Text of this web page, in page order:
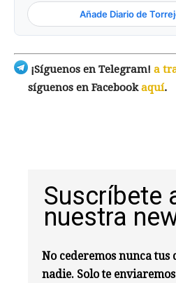
Añade Diario de
¡Síguenos en Telegram! a
síguenos en Facebookaquí.
Suscríbete
nuestra
No cederemos nunca tus
nadie. Solo te